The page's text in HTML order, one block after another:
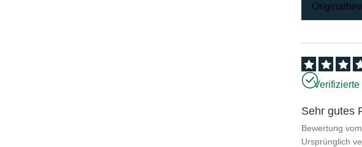
Sehr gutes
Bewertung vom
Ursprünglich